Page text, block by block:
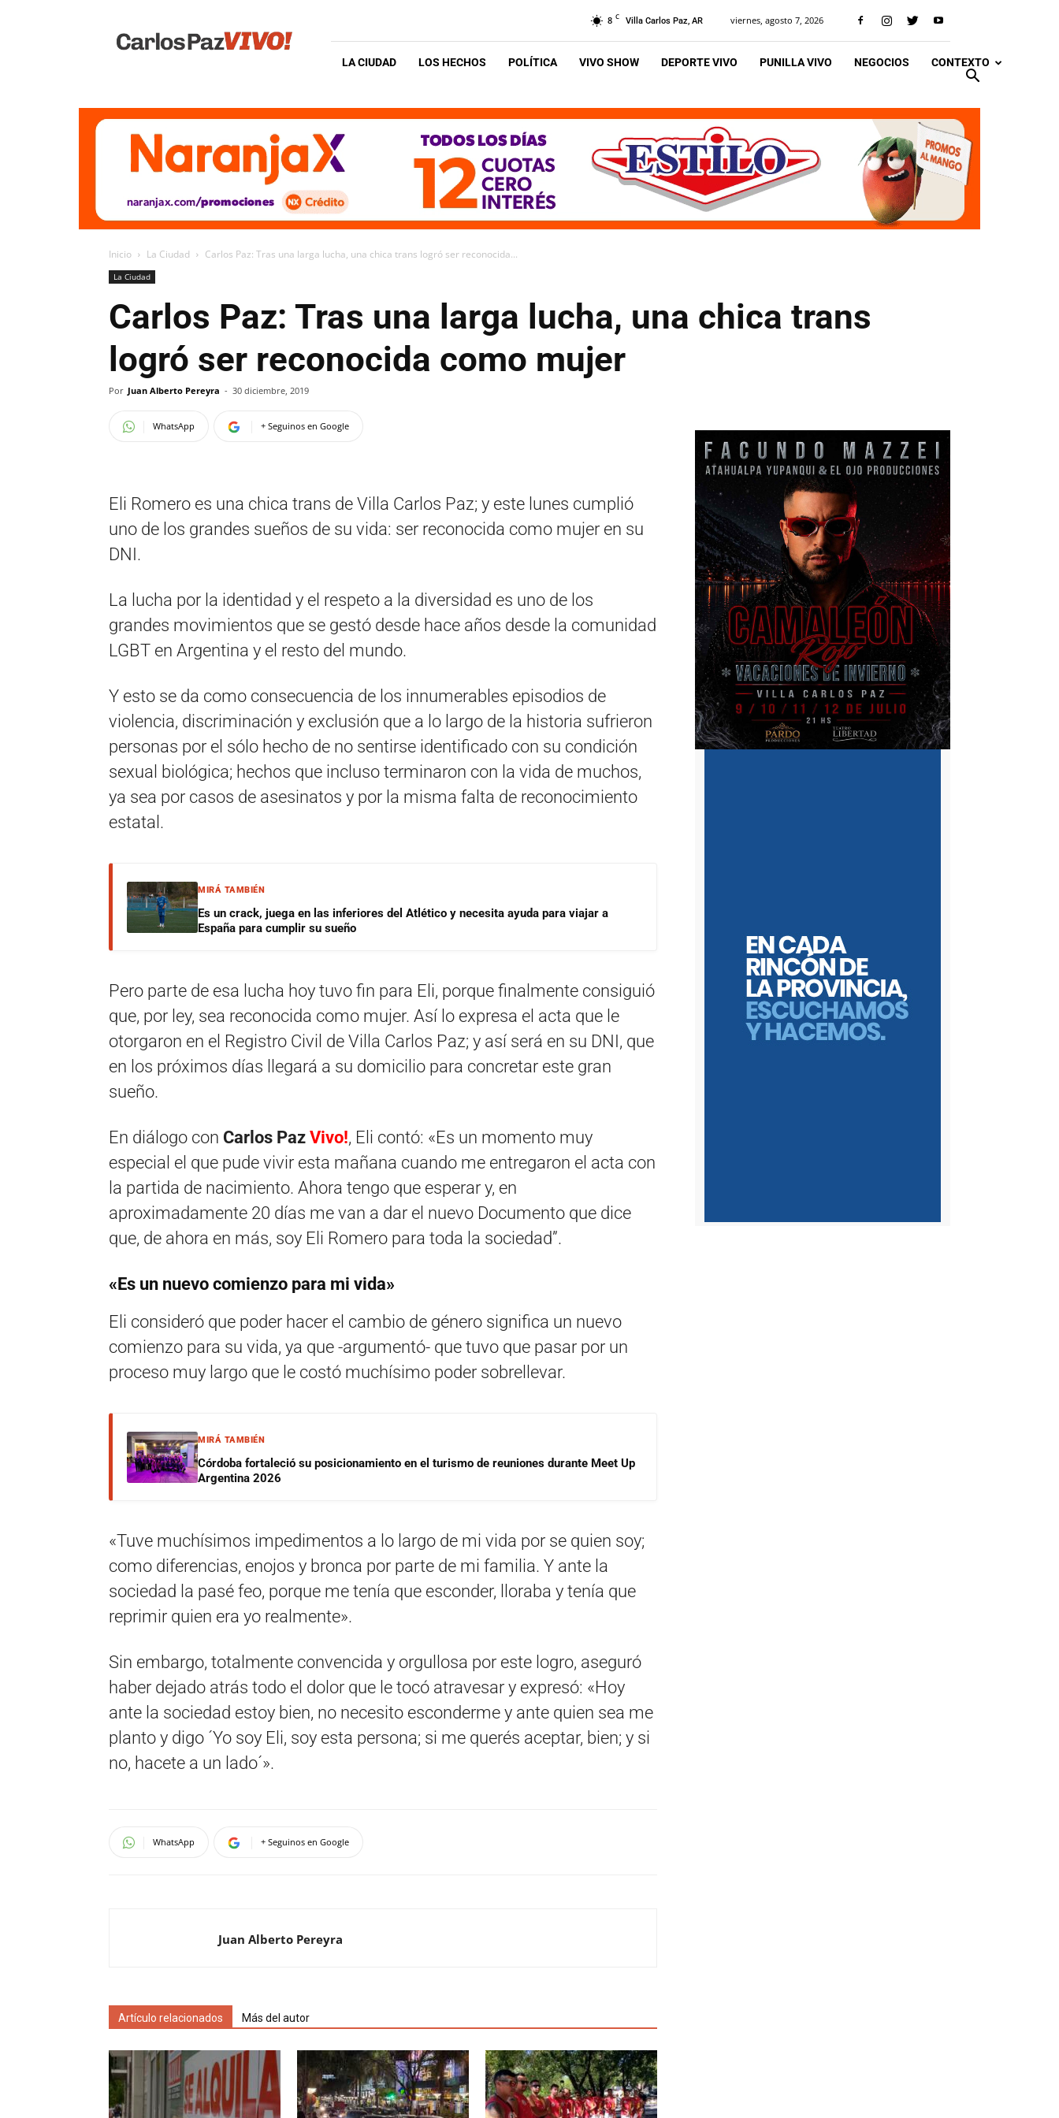
Vivo
8 C Villa Carlos Paz, AR viernes, agosto 7, 2026
LA CIUDAD LOS HECHOS POLÍTICA VIVO SHOW DEPORTE VIVO PUNILLA VIVO NEGOCIOS CONTEXTO
Inicio La Ciudad Carlos Paz: Tras una larga lucha, una chica trans logró ser reconocida...
La Ciudad
Carlos Paz: Tras una larga lucha, una chica trans
logró ser reconocida como mujer
Por Juan Alberto Pereyra - 30 diciembre, 2019
WhatsApp + Seguinos en Google
Eli Romero es una chica trans de Villa Carlos Paz; y este lunes cumplió
uno de los grandes sueños de su vida: ser reconocida como mujer en su
DNI.
La lucha por la identidad y el respeto a la diversidad es uno de los
grandes movimientos que se gestó desde hace años desde la comunidad
LGBT en Argentina y el resto del mundo.
Y esto se da como consecuencia de los innumerables episodios de
violencia, discriminación y exclusión que a lo largo de la historia sufrieron
personas por el sólo hecho de no sentirse identificado con su condición
sexual biológica; hechos que incluso terminaron con la vida de muchos,
ya sea por casos de asesinatos y por la misma falta de reconocimiento
estatal.
MIRÁ TAMBIÉN
Es un crack, juega en las inferiores del Atlético y necesita ayuda para viajar a
España para cumplir su sueño
Pero parte de esa lucha hoy tuvo fin para Eli, porque finalmente consiguió
que, por ley, sea reconocida como mujer. Así lo expresa el acta que le
otorgaron en el Registro Civil de Villa Carlos Paz; y así será en su DNI, que
en los próximos días llegará a su domicilio para concretar este gran
sueño.
En diálogo con Carlos Paz Vivo!, Eli contó: «Es un momento muy
especial el que pude vivir esta mañana cuando me entregaron el acta con
la partida de nacimiento. Ahora tengo que esperar y, en
aproximadamente 20 días me van a dar el nuevo Documento que dice
que, de ahora en más, soy Eli Romero para toda la sociedad”.
«Es un nuevo comienzo para mi vida»
Eli consideró que poder hacer el cambio de género significa un nuevo
comienzo para su vida, ya que -argumentó- que tuvo que pasar por un
proceso muy largo que le costó muchísimo poder sobrellevar.
MIRÁ TAMBIÉN
Córdoba fortaleció su posicionamiento en el turismo de reuniones durante Meet Up
Argentina 2026
«Tuve muchísimos impedimentos a lo largo de mi vida por se quien soy;
como diferencias, enojos y bronca por parte de mi familia. Y ante la
sociedad la pasé feo, porque me tenía que esconder, lloraba y tenía que
reprimir quien era yo realmente».
Sin embargo, totalmente convencida y orgullosa por este logro, aseguró
haber dejado atrás todo el dolor que le tocó atravesar y expresó: «Hoy
ante la sociedad estoy bien, no necesito esconderme y ante quien sea me
planto y digo ´Yo soy Eli, soy esta persona; si me querés aceptar, bien; y si
no, hacete a un lado´».
WhatsApp + Seguinos en Google
Juan Alberto Pereyra
Artículo relacionados Más del autor